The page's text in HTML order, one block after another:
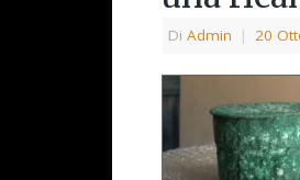
Di Admin | 20